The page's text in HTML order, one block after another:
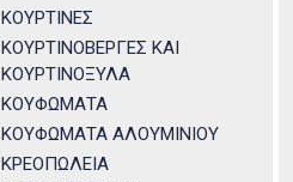
ΚΟΥΡΤΙΝΕΣ
ΚΟΥΡΤΙΝΟΒΕΡΓΕΣ ΚΑΙ
ΚΟΥΡΤΙΝΟΞΥΛΑ
ΚΟΥΦΩΜΑΤΑ
ΚΟΥΦΩΜΑΤΑ ΑΛΟΥΜΙΝΙΟΥ
ΚΡΕΟΠΩΛΕΙΑ